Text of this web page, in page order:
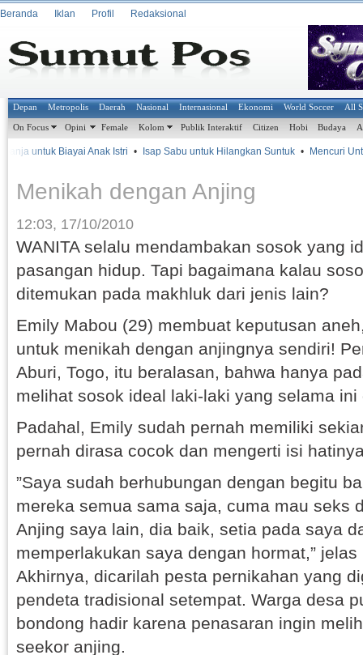
Beranda Iklan Profil Redaksional
Depan Metropolis Daerah Nasional Internasional Ekonomi World Soccer All
On Focus Opini Female Kolom Publik Interaktif Citizen Hobi Budaya
untuk Biayai Anak Istri • Isap Sabu untuk Hilangkan Suntuk • Mencuri
Menikah dengan Anjing
12:03, 17/10/2010
WANITA selalu mendambakan sosok yang
pasangan hidup. Tapi bagaimana kalau
ditemukan pada makhluk dari jenis lain?
Emily Mabou (29) membuat keputusan
untuk menikah dengan anjingnya sendiri!
Aburi, Togo, itu beralasan, bahwa hanya
melihat sosok ideal laki-laki yang selama
Padahal, Emily sudah pernah memiliki
pernah dirasa cocok dan mengerti isi
”Saya sudah berhubungan dengan begitu
mereka semua sama saja, cuma mau seks
Anjing saya lain, dia baik, setia pada saya
memperlakukan saya dengan hormat,” jelas
Akhirnya, dicarilah pesta pernikahan yang
pendeta tradisional setempat. Warga desa
bondong hadir karena penasaran ingin
seekor anjing.